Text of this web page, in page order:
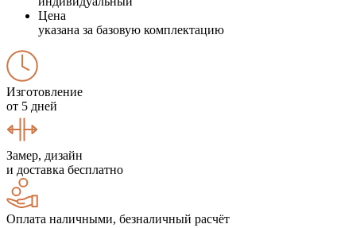
Цена
указана за базовую комплектацию
Изготовление
от 5 дней
Замер, дизайн
и доставка бесплатно
Оплата наличными, безналичный расчёт